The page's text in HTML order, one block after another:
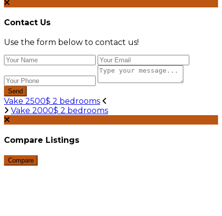
Contact Us
Use the form below to contact us!
Send
Vake 2500$ 2 bedrooms
Vake 2000$ 2 bedrooms
Compare Listings
Compare